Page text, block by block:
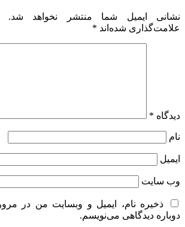
نشانی ایمیل شما منتشر نخواهد شد.
علامت‌گذاری شده‌اند *
دیدگاه *
نام
ایمیل
وب‌ سایت
ذخیره نام، ایمیل و وبسایت من در
دوباره دیدگاهی می‌نویسم.